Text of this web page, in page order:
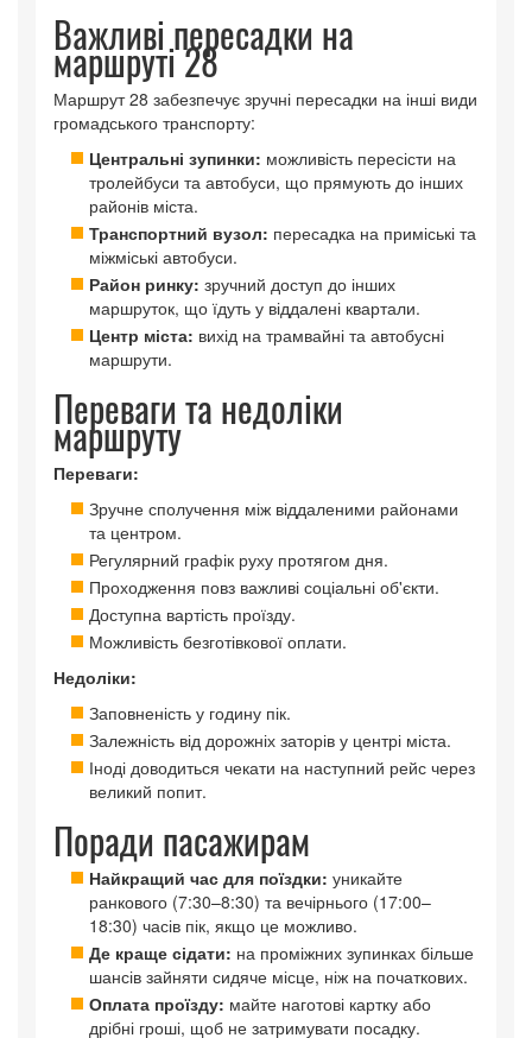
Важливі пересадки на
маршруті 28
Маршрут 28 забезпечує зручні пересадки на інші види
громадського транспорту:
Центральні зупинки: можливість пересісти на
тролейбуси та автобуси, що прямують до інших
районів міста.
Транспортний вузол: пересадка на приміські та
міжміські автобуси.
Район ринку: зручний доступ до інших
маршруток, що їдуть у віддалені квартали.
Центр міста: вихід на трамвайні та автобусні
маршрути.
Переваги та недоліки
маршруту
Переваги:
Зручне сполучення між віддаленими районами
та центром.
Регулярний графік руху протягом дня.
Проходження повз важливі соціальні об'єкти.
Доступна вартість проїзду.
Можливість безготівкової оплати.
Недоліки:
Заповненість у годину пік.
Залежність від дорожніх заторів у центрі міста.
Іноді доводиться чекати на наступний рейс через
великий попит.
Поради пасажирам
Найкращий час для поїздки: уникайте
ранкового (7:30–8:30) та вечірнього (17:00–
18:30) часів пік, якщо це можливо.
Де краще сідати: на проміжних зупинках більше
шансів зайняти сидяче місце, ніж на початкових.
Оплата проїзду: майте наготові картку або
дрібні гроші, щоб не затримувати посадку.